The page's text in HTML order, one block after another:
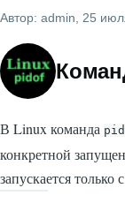
Автор: admin, 25
В Linux команда
конкретной
запускается